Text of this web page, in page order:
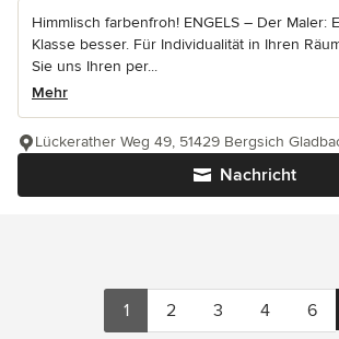
Himmlisch farbenfroh! ENGELS – Der Maler:
Klasse besser. Für Individualität in Ihren
Sie uns Ihren per...
Mehr
Nachricht
Lückerather Weg 49, 51429 Bergsich
1 2 3 4 6